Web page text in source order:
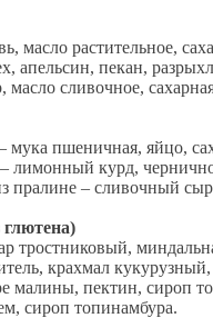
масло растительное,
апельсин, пекан,
сливочное,
пшеничная, яйцо,
лимонный курд,
пралине – сливочный
тростниковый,
крахмал кукурузный,
малины, пектин, сироп
сироп топинамбура.